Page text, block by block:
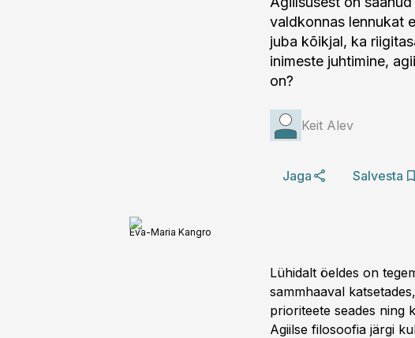
valdkonnas lennukat
juba kõikjal, ka
inimeste juhtimine,
on?
Keit Alev
Jaga Salvesta
Eva-Maria Kangro
Lühidalt öeldes on
sammhaaval
prioriteete seades ning
Agiilse filosoofia järgi